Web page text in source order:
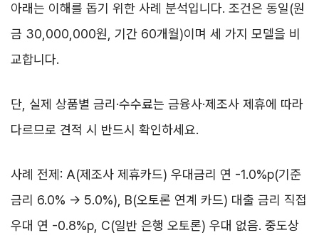
아래는 이해를 돕기 위한 사례 분석입니다. 조건은 동일(원
금 30,000,000원, 기간 60개월)이며 세 가지 모델을 비
교합니다.
단, 실제 상품별 금리·수수료는 금융사·제조사 제휴에 따라
다르므로 견적 시 반드시 확인하세요.
사례 전제: A(제조사 제휴카드) 우대금리 연 -1.0%p(기준
금리 6.0% → 5.0%), B(오토론 연계 카드) 대출 금리 직접
우대 연 -0.8%p, C(일반 은행 오토론) 우대 없음. 중도상